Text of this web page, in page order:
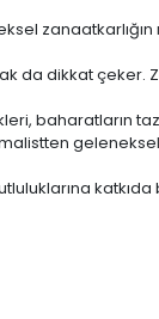
da dikkat çeker.
baharatların
katkıda